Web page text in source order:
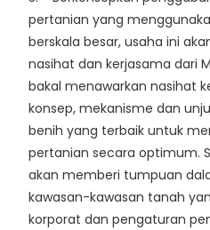
pertanian yang
berskala besar, usaha ini
nasihat dan kerjasama dari
bakal menawarkan nasihat
konsep, mekanisme dan
benih yang terbaik untuk
pertanian secara optimum.
akan memberi tumpuan
kawasan-kawasan tanah
korporat dan pengaturan